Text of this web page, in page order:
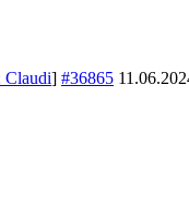
Claudi] #36865